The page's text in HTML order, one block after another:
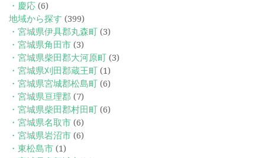
・慶応 (6)
地域から探す (399)
・宮城県伊具郡丸森町 (3)
・宮城県角田市 (3)
・宮城県柴田郡大河原町 (3)
・宮城県刈田郡蔵王町 (1)
・宮城県宮城郡松島町 (6)
・宮城県亘理郡 (7)
・宮城県柴田郡村田町 (6)
・宮城県名取市 (6)
・宮城県岩沼市 (6)
・東松島市 (1)